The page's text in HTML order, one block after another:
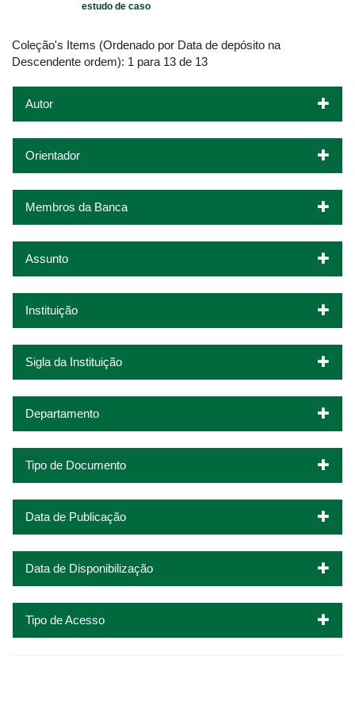
estudo de caso
Coleção's Items (Ordenado por Data de depósito na
Descendente ordem): 1 para 13 de 13
Autor
Orientador
Membros da Banca
Assunto
Instituição
Sigla da Instituição
Departamento
Tipo de Documento
Data de Publicação
Data de Disponibilização
Tipo de Acesso